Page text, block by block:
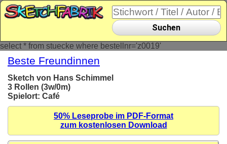
select * from stuecke where bestellnr='z0019'
Suchen
Beste Freundinnen
Sketch von Hans Schimmel
3 Rollen (3w/0m)
Spielort: Café
50% Leseprobe im PDF-Format
zum kostenlosen Download